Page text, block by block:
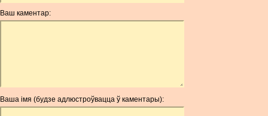
Ваш каментар:
Ваша імя (будзе адлюстроўвацца ў каментары):